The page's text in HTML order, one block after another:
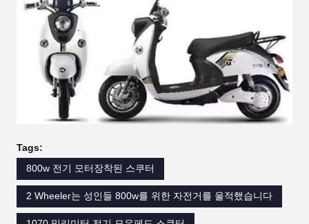
Tags:
800w 전기 모터장착된 스쿠터
2 Wheeler는 성인들 800w를 위한 자전거를 울적했습니다